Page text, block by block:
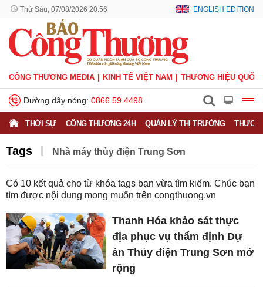
Thứ Sáu, 07/08/2026 20:56 ENGLISH EDITION
CÔNG THƯƠNG MEDIA KINH TẾ VIỆT NAM THƯƠNG HIỆU QUỐC
Đường dây nóng: 0866.59.4498
THỜI SỰ CÔNG THƯƠNG 24H QUẢN LÝ THỊ TRƯỜNG
Tags Nhà máy thủy điện Trung Sơn
Có 10 kết quả cho từ khóa tags bạn vừa tìm kiếm. Chúc bạn
tìm được nội dung mong muốn trên congthuong.vn
Thanh Hóa khảo sát thực
địa phục vụ thẩm định Dự
án Thủy điện Trung Sơn mở
rộng